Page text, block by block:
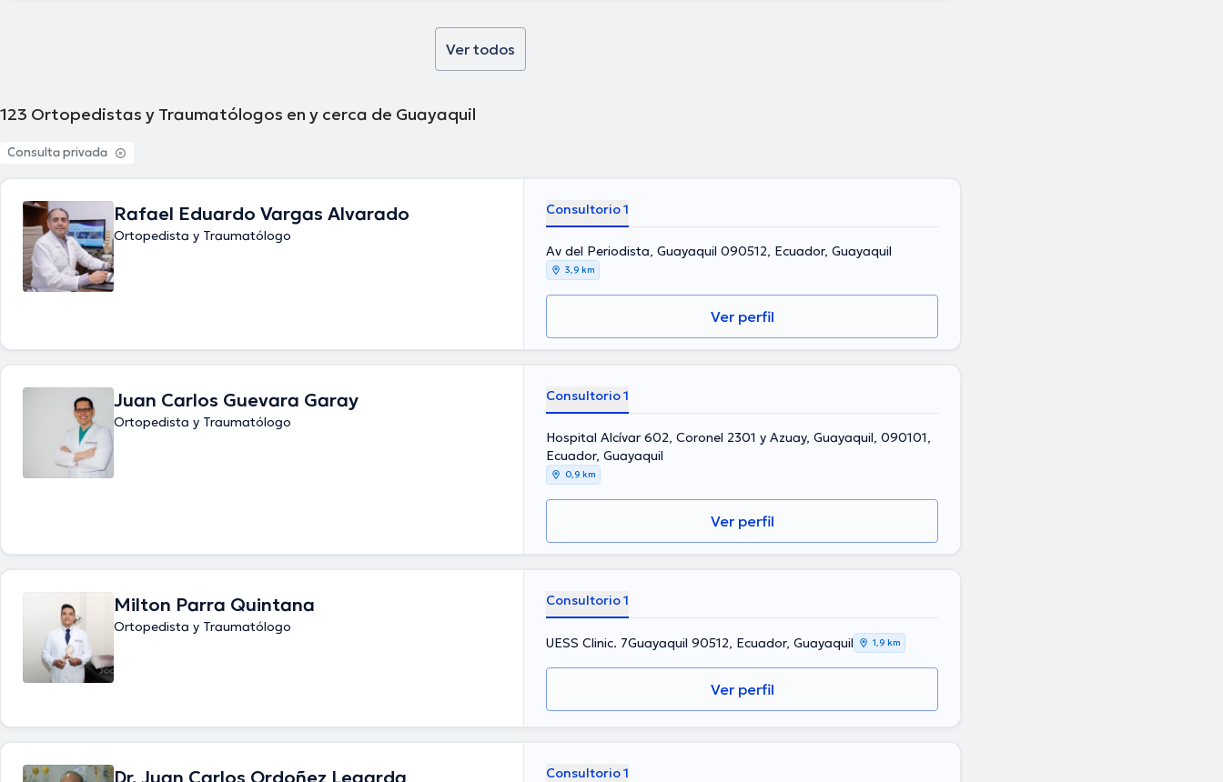
Ver todos
123 Ortopedistas y Traumatólogos en y cerca de Guayaquil
Consulta privada
Rafael Eduardo Vargas Alvarado
Ortopedista y Traumatólogo
Consultorio 1
Av del Periodista, Guayaquil 090512, Ecuador, Guayaquil
3,9 km
Ver perfil
Juan Carlos Guevara Garay
Ortopedista y Traumatólogo
Consultorio 1
Hospital Alcívar 602, Coronel 2301 y Azuay, Guayaquil, 090101,
Ecuador, Guayaquil
0,9 km
Ver perfil
Milton Parra Quintana
Ortopedista y Traumatólogo
Consultorio 1
UESS Clinic. 7Guayaquil 90512, Ecuador, Guayaquil 1,9 km
Ver perfil
Consultorio 1